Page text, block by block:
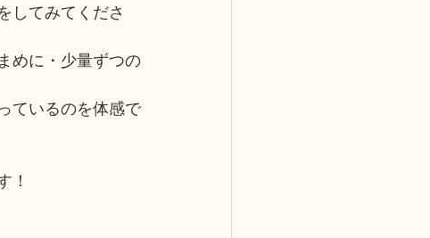
してみてくださ
めに・少量ずつの
ているのを体感で
！